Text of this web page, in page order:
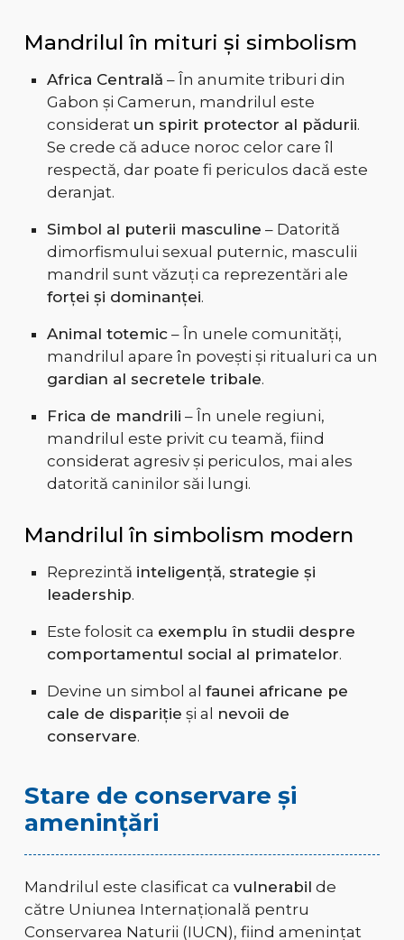
Mandrilul în mituri și simbolism
Africa Centrală – În anumite triburi din
Gabon și Camerun, mandrilul este
considerat un spirit protector al pădurii.
Se crede că aduce noroc celor care îl
respectă, dar poate fi periculos dacă este
deranjat.
Simbol al puterii masculine – Datorită
dimorfismului sexual puternic, masculii
mandril sunt văzuți ca reprezentări ale
forței și dominanței.
Animal totemic– În unele comunități,
mandrilul apare în povești și ritualuri ca un
gardian al secretele tribale.
Frica de mandrili – În unele regiuni,
mandrilul este privit cu teamă, fiind
considerat agresiv și periculos, mai ales
datorită caninilor săi lungi.
Mandrilul în simbolism modern
Reprezintă inteligență, strategie și
leadership.
Este folosit ca exemplu în studii despre
comportamentul social al primatelor.
Devine un simbol al faunei africane pe
cale de dispariție și al
nevoii de
conservare.
Stare de conservare și
amenințări
Mandrilul este clasificat ca vulnerabil de
către Uniunea Internațională pentru
Conservarea Naturii (IUCN), fiind amenințat